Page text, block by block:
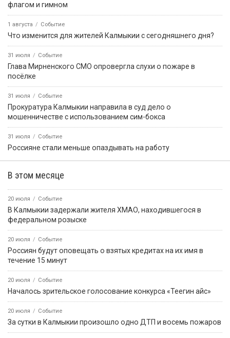
флагом и гимном
1 августа Событие
Что изменится для жителей Калмыкии с сегодняшнего дня?
31 июля Событие
Глава Мирненского СМО опровергла слухи о пожаре в
посёлке
31 июля Событие
Прокуратура Калмыкии направила в суд дело о
мошенничестве с использованием сим-бокса
31 июля Событие
Россияне стали меньше опаздывать на работу
В этом месяце
20 июля Событие
В Калмыкии задержали жителя ХМАО, находившегося в
федеральном розыске
20 июля Событие
Россиян будут оповещать о взятых кредитах на их имя в
течение 15 минут
20 июля Событие
Началось зрительское голосование конкурса «Теегин айс»
20 июля Событие
За сутки в Калмыкии произошло одно ДТП и восемь пожаров